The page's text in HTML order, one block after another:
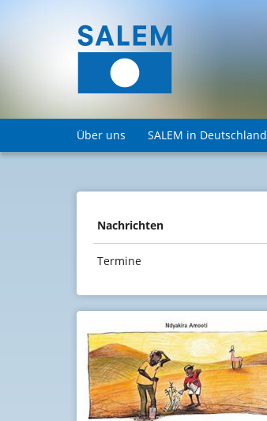
Über uns SALEM in Deutschland
Nachrichten
Termine